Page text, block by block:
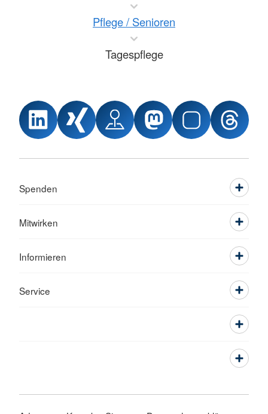
Pflege / Senioren
Tagespflege
Spenden
Mitwirken
Informieren
Service